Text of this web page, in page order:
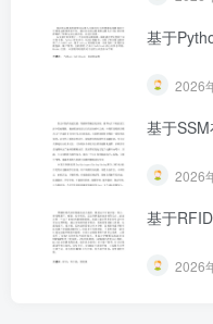
基于
2026
基于
2026
基于
2026